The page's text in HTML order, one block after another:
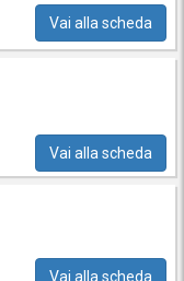
Vai alla scheda
Vai alla scheda
Vai alla scheda